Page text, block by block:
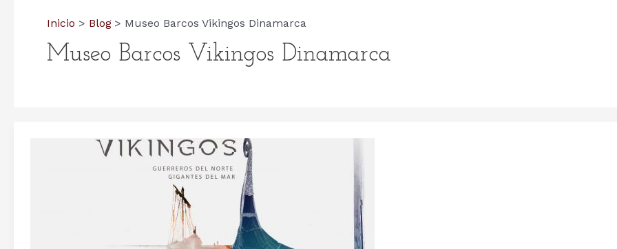
Inicio Blog Museo Barcos Vikingos Dinamarca
Museo Barcos Vikingos Dinamarca